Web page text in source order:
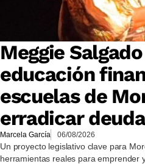
Meggie
educación
escuelas de
erradicar
Marcela García 06/08/2026
Un proyecto legislativo clave para
herramientas reales para emprender